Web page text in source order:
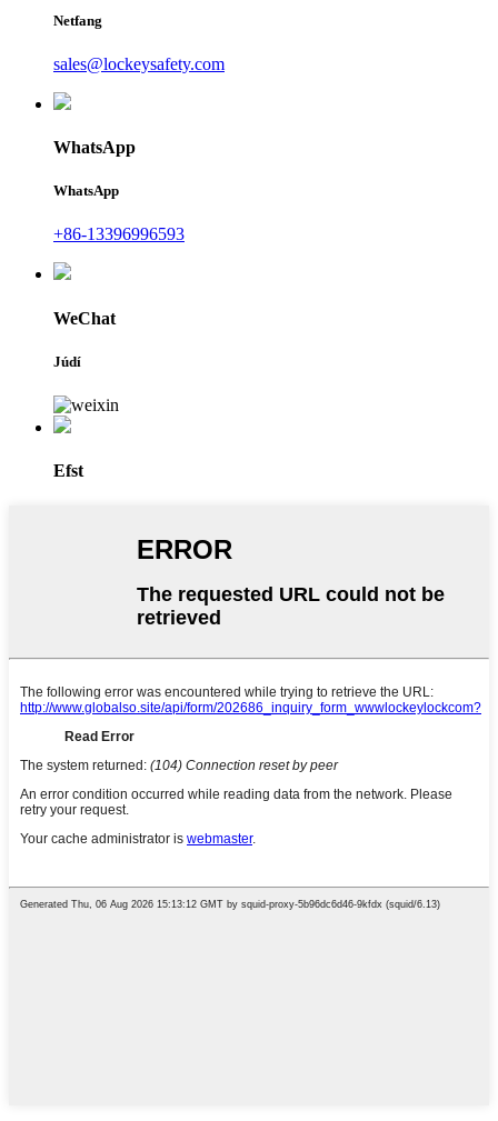
Netfang
sales@lockeysafety.com
WhatsApp
WhatsApp
+86-13396996593
WeChat
Júdí
Efst